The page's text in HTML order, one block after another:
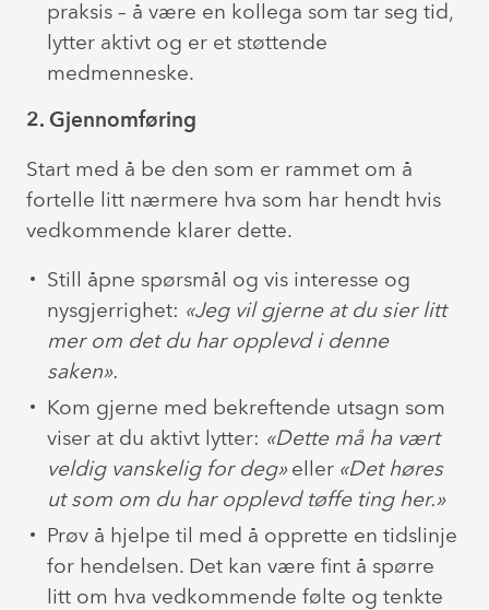
praksis – å være en kollega som tar seg tid,
lytter aktivt og er et støttende
medmenneske.
2. Gjennomføring
Start med å be den som er rammet om å
fortelle litt nærmere hva som har hendt hvis
vedkommende klarer dette.
Still åpne spørsmål og vis interesse og
nysgjerrighet: «Jeg vil gjerne at du sier litt
mer om det du har opplevd i denne
saken».
Kom gjerne med bekreftende utsagn som
viser at du aktivt lytter: «Dette må ha vært
veldig vanskelig for deg» eller «Det høres
ut som om du har opplevd tøffe ting her.»
Prøv å hjelpe til med å opprette en tidslinje
for hendelsen. Det kan være fint å spørre
litt om hva vedkommende følte og tenkte